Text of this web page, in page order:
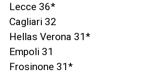
Lecce 36*
Cagliari 32
Hellas Verona 31*
Empoli 31
Frosinone 31*